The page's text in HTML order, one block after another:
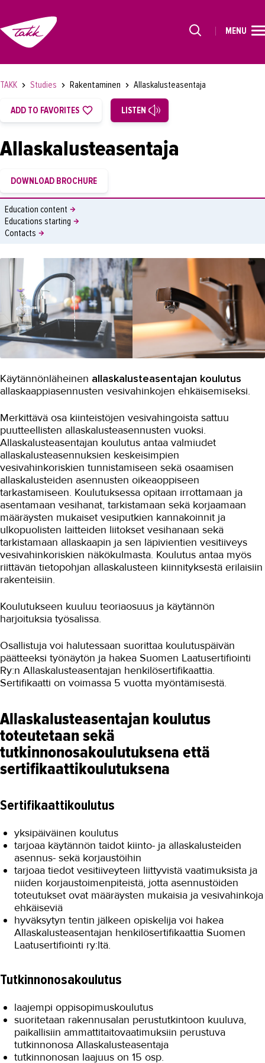
FOR STUDENTS
FOR COMPANIES
TAKK
MENU
TAKK Studies Rakentaminen Allaskalusteasentaja
ADD TO FAVORITES LISTEN
Allaskalusteasentaja
Education content
Educations starting
Contacts
Käytännönläheinen allaskalusteasentajan koulutus
allaskaappiasennusten vesivahinkojen ehkäisemiseksi.
Merkittävä osa kiinteistöjen vesivahingoista sattuu
puutteellisten allaskalusteasennusten vuoksi.
Allaskalusteasentajan koulutus antaa valmiudet
allaskalusteasennuksien keskeisimpien
vesivahinkoriskien tunnistamiseen sekä osaamisen
allaskalusteiden asennusten oikeaoppiseen
tarkastamiseen. Koulutuksessa opitaan irrottamaan ja
asentamaan vesihanat, tarkistamaan sekä korjaamaan
määräysten mukaiset vesiputkien kannakoinnit ja
ulkopuolisten laitteiden liitokset vesihanaan sekä
tarkistamaan allaskaapin ja sen läpivientien vesitiiveys
vesivahinkoriskien näkökulmasta. Koulutus antaa myös
riittävän tietopohjan allaskalusteen kiinnityksestä erilaisiin
rakenteisiin.
Koulutukseen kuuluu teoriaosuus ja käytännön
harjoituksia työsalissa.
Osallistuja voi halutessaan suorittaa koulutuspäivän
päätteeksi työnäytön ja hakea Suomen Laatusertifiointi
Ry:n Allaskalusteasentajan henkilösertifikaattia.
Sertifikaatti on voimassa 5 vuotta myöntämisestä.
Allaskalusteasentajan koulutus
toteutetaan sekä
tutkinnonosakoulutuksena että
sertifikaattikoulutuksena
Sertifikaattikoulutus
yksipäiväinen koulutus
tarjoaa käytännön taidot kiinto- ja allaskalusteiden
asennus- sekä korjaustöihin
tarjoaa tiedot vesitiiveyteen liittyvistä vaatimuksista ja
niiden korjaustoimenpiteistä, jotta asennustöiden
toteutukset ovat määräysten mukaisia ja vesivahinkoja
ehkäiseviä
hyväksytyn tentin jälkeen opiskelija voi hakea
Allaskalusteasentajan henkilösertifikaattia Suomen
Laatusertifiointi ry:ltä.
Tutkinnonosakoulutus
laajempi oppisopimuskoulutus
suoritetaan rakennusalan perustutkintoon kuuluva,
paikallisiin ammattitaitovaatimuksiin perustuva
tutkinnonosa Allaskalusteasentaja
tutkinnonosan laajuus on 15 osp.